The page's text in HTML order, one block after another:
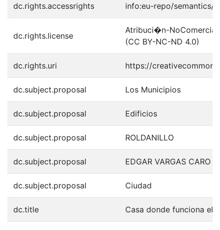
dc.rights.accessrights info:eu-repo/semantics/
dc.rights.license
Atribuci�n-
(CC BY-NC-ND 4.0)
dc.rights.uri https://
dc.subject.proposal Los Municipios
dc.subject.proposal Edificios
dc.subject.proposal ROLDANILLO
dc.subject.proposal EDGAR VARGAS CARO
dc.subject.proposal Ciudad
dc.title Casa donde funciona el